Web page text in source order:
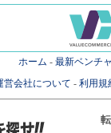
ホーム - 最新ベンチ
営会社について - 利用規